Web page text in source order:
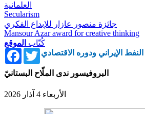
العلمانية
Secularism
جائزة منصور عازار للإبداع الفكري
Mansour Azar award for creative thinking
كُتّاب الموقع
FacebookTwitter
النفط الإيراني ودوره الاقتصادي
البروفيسور ندى الملّاح البستانيّ
الأربعاء 4 آذار 2026